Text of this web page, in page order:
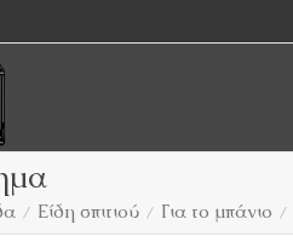
Είδη σπιτιού Για το μπάνιο